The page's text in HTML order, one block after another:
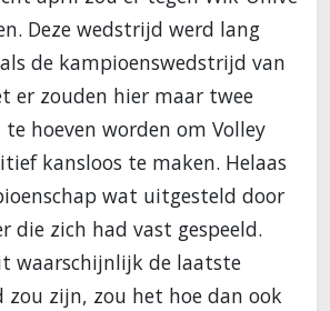
Deze wedstrijd werd lang
de kampioenswedstrijd van
er zouden hier maar twee
hoeven worden om Volley
kansloos te maken. Helaas
wat uitgesteld door
die zich had vast gespeeld.
waarschijnlijk de laatste
zijn, zou het hoe dan ook